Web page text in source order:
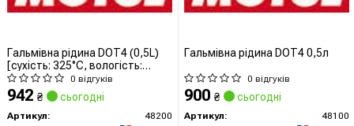
Гальмівна рідина DOT4 (0,5L)
[сухість: 325°C, вологість:
205°C, в\'язкість: 1698мм²/с]
SAE J1703 J1704, ISO/DIN 4925
0 відгуків
942 ₴ сьогодні
Артикул:
48200
Гальмівна рідина DOT4 0,5л
0 відгуків
900 ₴ сьогодні
Артикул:
48100